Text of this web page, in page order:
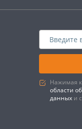
Нажимая
области
данных и